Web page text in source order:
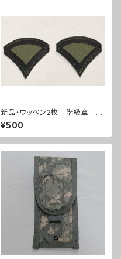
新品・ワッペン2枚 階級章 ベ
トナム戦争 サブデュードパッチ
(A0178)
¥500